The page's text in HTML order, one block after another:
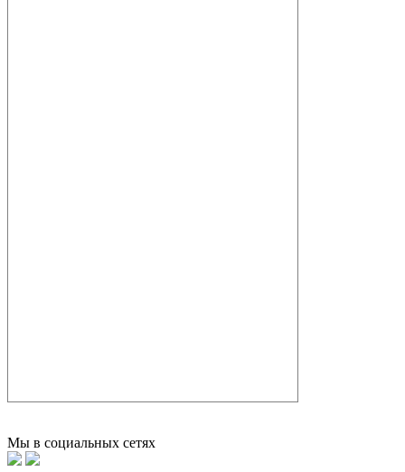
Мы в социальных сетях